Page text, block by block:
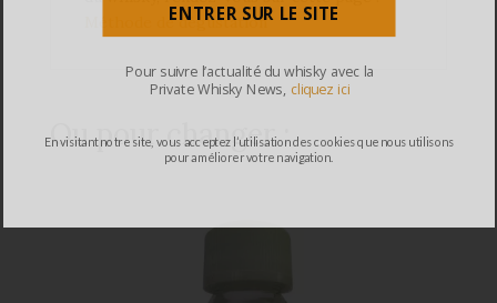
Méthode de dégustation
Ou pour changer :
ENTRER SUR LE SITE
En visitant notre site, vous acceptez l’utilisation des cookies que nous utilisons
pour améliorer votre navigation.
Pour suivre l’actualité du whisky avec la
Private Whisky News, cliquez ici